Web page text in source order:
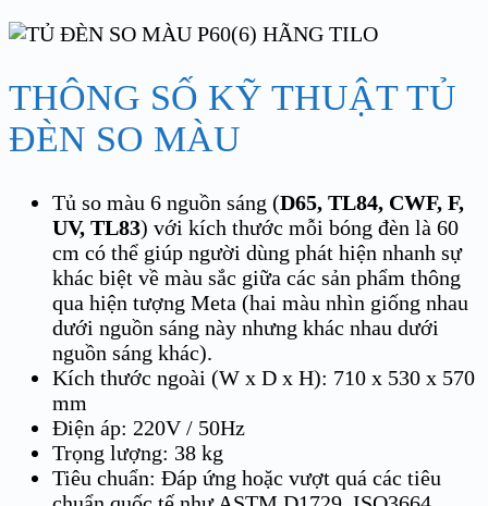
THÔNG SỐ KỸ THUẬT TỦ
ĐÈN SO MÀU
Tủ so màu 6 nguồn sáng (D65, TL84, CWF, F,
UV, TL83) với kích thước mỗi bóng đèn là 60
cm có thể giúp người dùng phát hiện nhanh sự
khác biệt về màu sắc giữa các sản phẩm thông
qua hiện tượng Meta (hai màu nhìn giống nhau
dưới nguồn sáng này nhưng khác nhau dưới
nguồn sáng khác).
Kích thước ngoài (W x D x H): 710 x 530 x 570
mm
Điện áp: 220V / 50Hz
Trọng lượng: 38 kg
Tiêu chuẩn: Đáp ứng hoặc vượt quá các tiêu